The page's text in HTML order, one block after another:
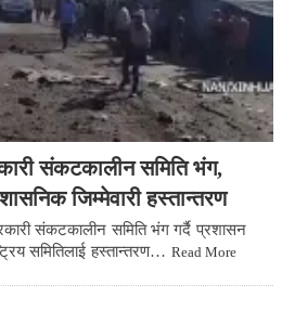
संकटकालीन समिति भंग,
जिम्मेवारी हस्तान्तरण
संकटकालीन समिति भंग गर्दै प्रशासन
समितिलाई हस्तान्तरण… Read More